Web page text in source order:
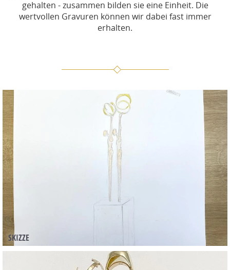
gehalten - zusammen bilden sie eine Einheit. Die
wertvollen Gravuren können wir dabei fast immer
erhalten.
SKIZZE